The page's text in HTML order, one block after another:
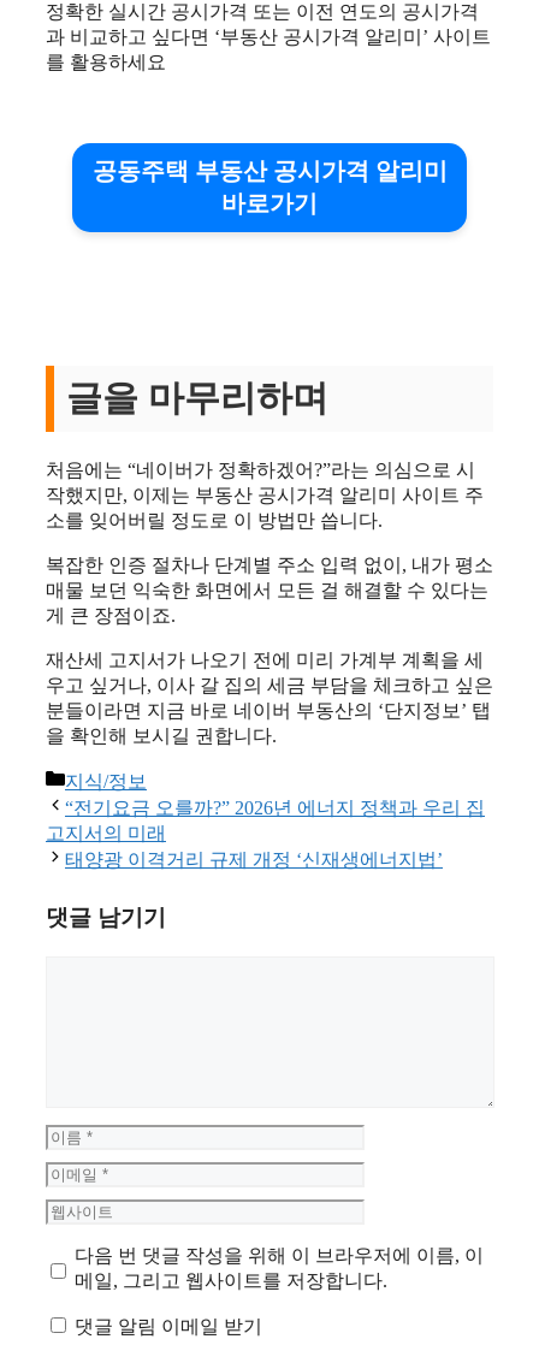
정확한 실시간 공시가격 또는 이전 연도의 공시가격
과 비교하고 싶다면 ‘부동산 공시가격 알리미’ 사이트
를 활용하세요
공동주택 부동산 공시가격 알리미
바로가기
글을 마무리하며
처음에는 “네이버가 정확하겠어?”라는 의심으로 시
작했지만, 이제는 부동산 공시가격 알리미 사이트 주
소를 잊어버릴 정도로 이 방법만 씁니다.
복잡한 인증 절차나 단계별 주소 입력 없이, 내가 평소
매물 보던 익숙한 화면에서 모든 걸 해결할 수 있다는
게 큰 장점이죠.
재산세 고지서가 나오기 전에 미리 가계부 계획을 세
우고 싶거나, 이사 갈 집의 세금 부담을 체크하고 싶은
분들이라면 지금 바로 네이버 부동산의 ‘단지정보’ 탭
을 확인해 보시길 권합니다.
카
테
고
리
지식/정보
“전기요금 오를까?” 2026년 에너지 정책과 우리 집
고지서의 미래
태양광 이격거리 규제 개정 ‘신재생에너지법’
댓글 남기기
이
름
이
메
일
웹
이
트
다음 번 댓글 작성을 위해 이 브라우저에 이름, 이
메일, 그리고 웹사이트를 저장합니다.
댓글 알림 이메일 받기